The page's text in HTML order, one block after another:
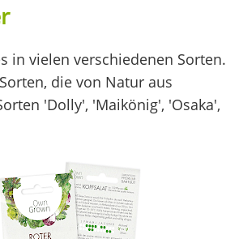
in vielen verschiedenen Sorten.
die von Natur aus
'Dolly', 'Maikönig', 'Osaka',